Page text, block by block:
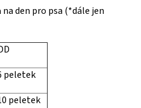
na den pro psa (*dále jen
peletek
peletek